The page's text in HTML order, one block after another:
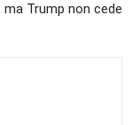
ma Trump non cede